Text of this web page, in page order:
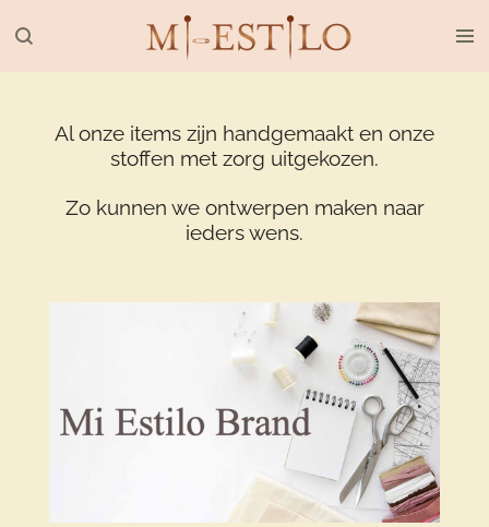
direct
Al onze items zijn handgemaakt en onze
stoffen met zorg uitgekozen.
Zo kunnen we ontwerpen maken naar
ieders wens.